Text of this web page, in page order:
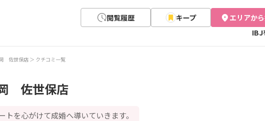
閲覧履歴 キープ エリアか
IBJ
佐世保店 クチコミ一覧
佐世保店
トを心がけて成婚へ導いていきます。